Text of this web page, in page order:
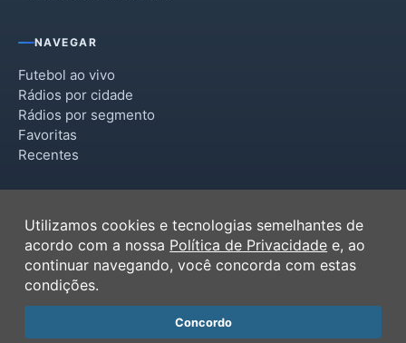
NAVEGAR
Futebol ao vivo
Rádios por cidade
Rádios por segmento
Favoritas
Recentes
Termos de Uso
Política de Privacidade
Ferramentas
Contato
Utilizamos cookies e tecnologias semelhantes de
acordo com a nossa Política de Privacidade e, ao
continuar navegando, você concorda com estas
condições.
Concordo